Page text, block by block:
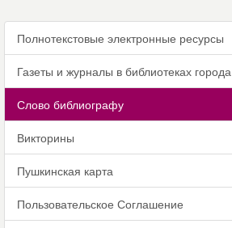
Полнотекстовые электронные ресурсы
Газеты и журналы в библиотеках города
Слово библиографу
Викторины
Пушкинская карта
Пользовательское Соглашение